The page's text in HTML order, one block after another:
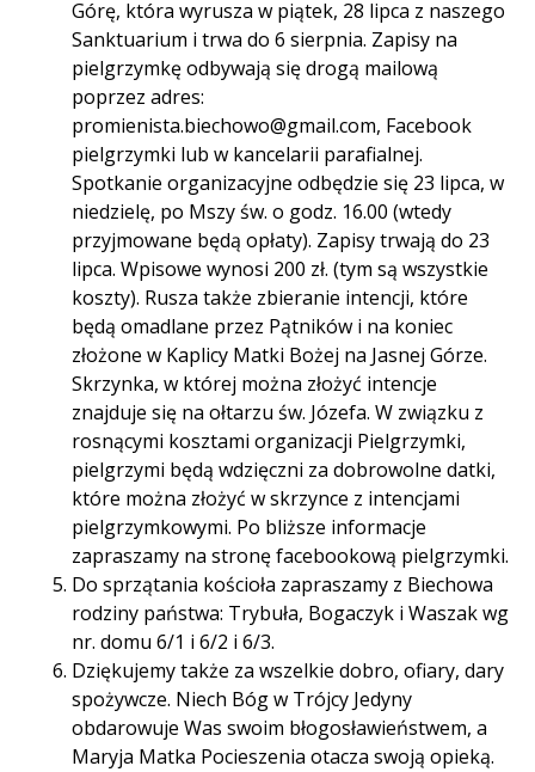
Górę, która wyrusza w piątek, 28 lipca z naszego
Sanktuarium i trwa do 6 sierpnia. Zapisy na
pielgrzymkę odbywają się drogą mailową
poprzez adres:
promienista.biechowo@gmail.com, Facebook
pielgrzymki lub w kancelarii parafialnej.
Spotkanie organizacyjne odbędzie się 23 lipca, w
niedzielę, po Mszy św. o godz. 16.00 (wtedy
przyjmowane będą opłaty). Zapisy trwają do 23
lipca. Wpisowe wynosi 200 zł. (tym są wszystkie
koszty). Rusza także zbieranie intencji, które
będą omadlane przez Pątników i na koniec
złożone w Kaplicy Matki Bożej na Jasnej Górze.
Skrzynka, w której można złożyć intencje
znajduje się na ołtarzu św. Józefa. W związku z
rosnącymi kosztami organizacji Pielgrzymki,
pielgrzymi będą wdzięczni za dobrowolne datki,
które można złożyć w skrzynce z intencjami
pielgrzymkowymi. Po bliższe informacje
zapraszamy na stronę facebookową pielgrzymki.
Do sprzątania kościoła zapraszamy z Biechowa
rodziny państwa: Trybuła, Bogaczyk i Waszak wg
nr. domu 6/1 i 6/2 i 6/3.
Dziękujemy także za wszelkie dobro, ofiary, dary
spożywcze. Niech Bóg w Trójcy Jedyny
obdarowuje Was swoim błogosławieństwem, a
Maryja Matka Pocieszenia otacza swoją opieką.